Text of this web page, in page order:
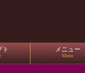
ト メニュー
Menu